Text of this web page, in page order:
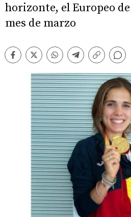
horizonte, el Europeo
mes de marzo
Facebook
TwitterWhatsappTelegram
Copiar
Comentarios